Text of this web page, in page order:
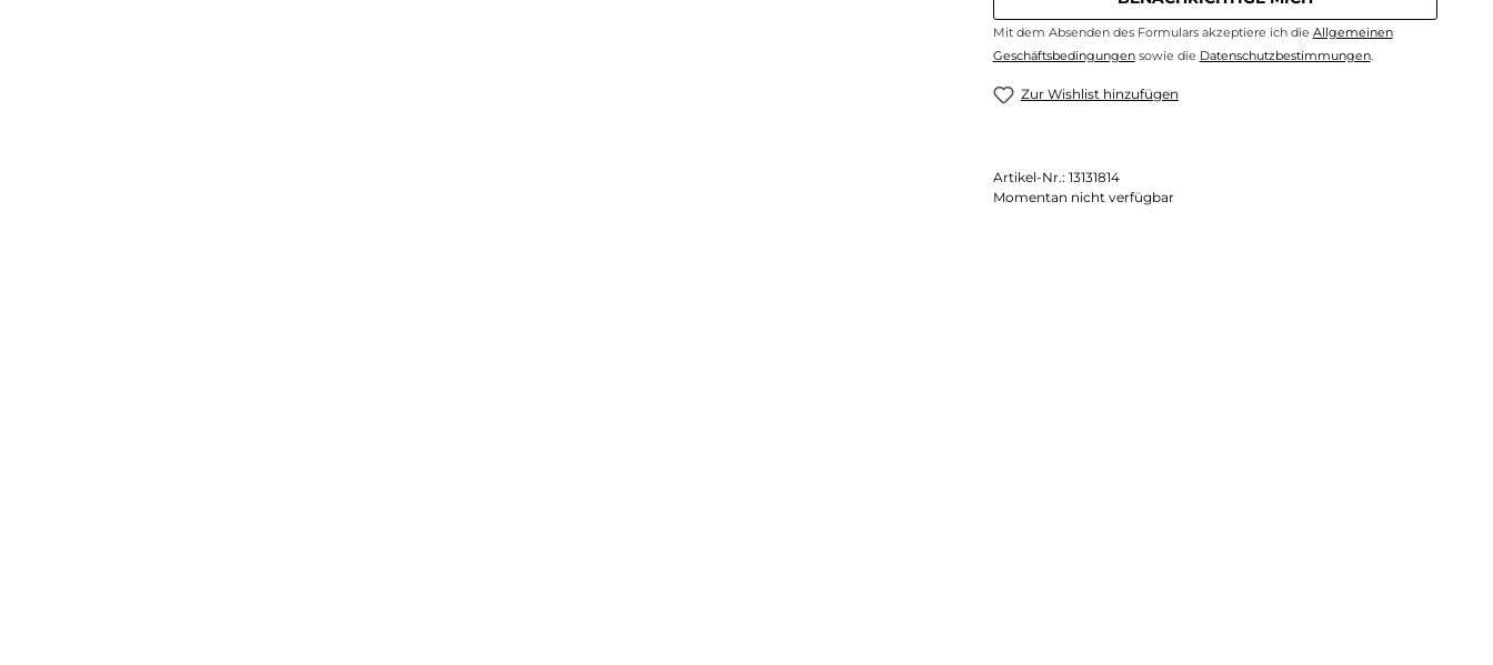
Mit dem Absenden des Formulars akzeptiere ich die Allgemeinen
Geschäftsbedingungensowie die Datenschutzbestimmungen.
Zur Wishlist hinzufügen
Artikel-Nr.: 13131814
Momentan nicht verfügbar